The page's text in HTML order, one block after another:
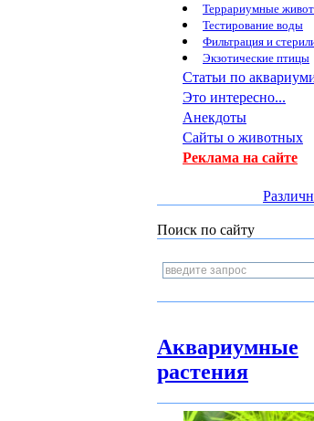
Террариумные
Тестирование воды
Фильтрация и
Экзотические птицы
Статьи по
Это интересно...
Анекдоты
Сайты о животных
Реклама на сайте
Поиск по сайту
Аквариумные
растения